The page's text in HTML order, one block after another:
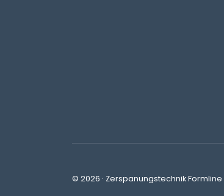
© 2026 · Zerspanungstechnik